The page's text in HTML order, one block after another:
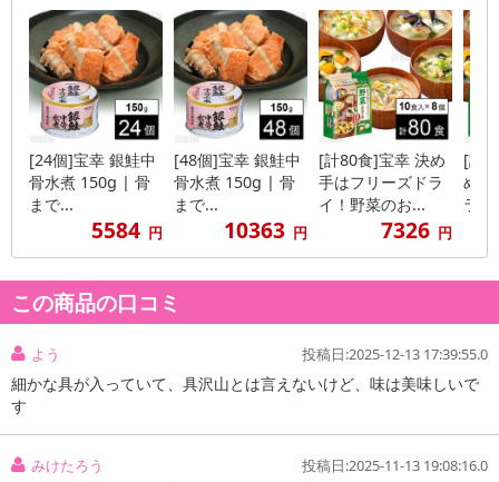
[24個]宝幸 銀鮭中
骨水煮 150g | 骨
まで...
5584 円
[48個]宝幸 銀鮭中
骨水煮 150g | 骨
まで...
10363 円
[計80食]宝幸 決め
手はフリーズドラ
イ！野菜のお...
7326 円
[計
め手
ラ
この商品の口コミ
よう 投稿日:2025-12-13 17:39:55.0
細かな具が入っていて、具沢山とは言えないけど、味は美味しいで
す
みけたろう 投稿日:2025-11-13 19:08:16.0